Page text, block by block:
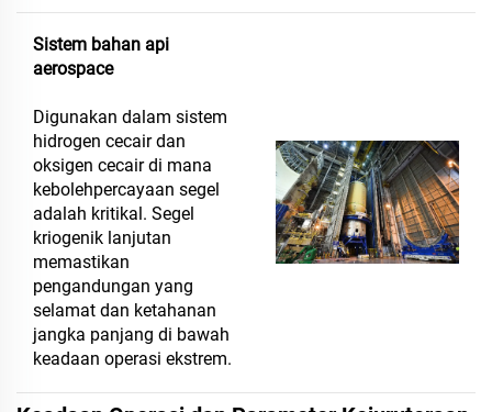
Sistem bahan api
aerospace
Digunakan dalam sistem
hidrogen cecair dan
oksigen cecair di mana
kebolehpercayaan segel
adalah kritikal. Segel
kriogenik lanjutan
memastikan
pengandungan yang
selamat dan ketahanan
jangka panjang di bawah
keadaan operasi ekstrem.